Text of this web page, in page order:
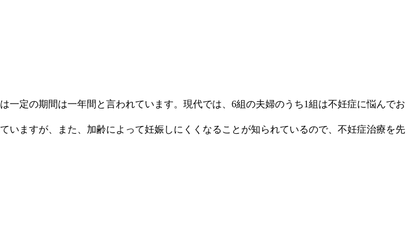
定の期間は一年間と言われています。現代では、6組の夫婦のうち1組は不妊症に悩んでお
ますが、また、加齢によって妊娠しにくくなることが知られているので、不妊症治療を先